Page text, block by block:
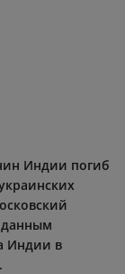
Индии погиб
Индии в